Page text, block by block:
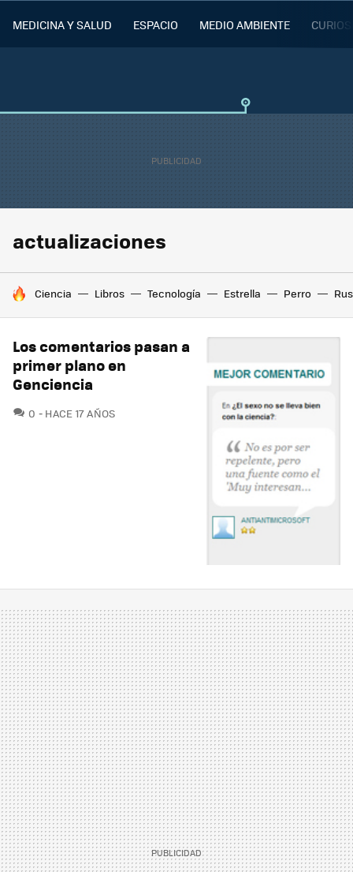
MEDICINA Y SALUD ESPACIO MEDIO AMBIENTE
actualizaciones
HOY SE HABLA DE
Ciencia Libros Tecnología Estrella Perro
Los comentarios pasan a
primer plano en
Genciencia
0 COMENTARIOS
HACE 17 AÑOS